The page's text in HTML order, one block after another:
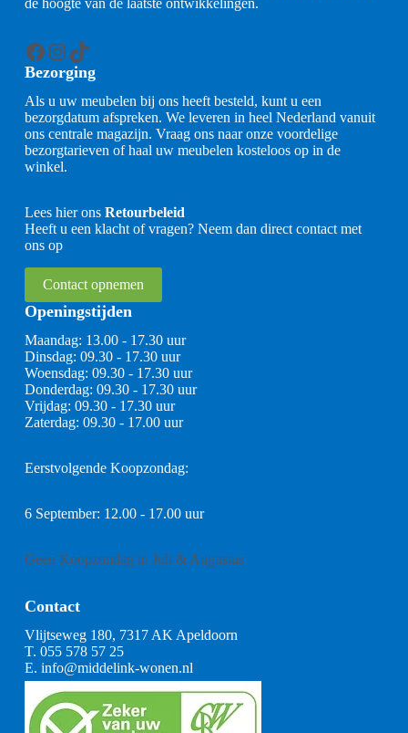
de hoogte van de laatste ontwikkelingen.
Facebook
Instagram
TikTok
Bezorging
Als u uw meubelen bij ons heeft besteld, kunt u een
bezorgdatum afspreken. We leveren in heel Nederland vanuit
ons centrale magazijn. Vraag ons naar onze voordelige
bezorgtarieven of haal uw meubelen kosteloos op in de
winkel.
Lees hier ons Retourbeleid
Heeft u een klacht of vragen? Neem dan direct contact met
ons op
Contact opnemen
Openingstijden
Maandag: 13.00 - 17.30 uur
Dinsdag: 09.30 - 17.30 uur
Woensdag: 09.30 - 17.30 uur
Donderdag: 09.30 - 17.30 uur
Vrijdag: 09.30 - 17.30 uur
Zaterdag: 09.30 - 17.00 uur
Eerstvolgende Koopzondag:
6 September: 12.00 - 17.00 uur
Geen Koopzondag in Juli & Augustus
Contact
Vlijtseweg 180, 7317 AK Apeldoorn
T. 055 578 57 25
E. info@middelink-wonen.nl